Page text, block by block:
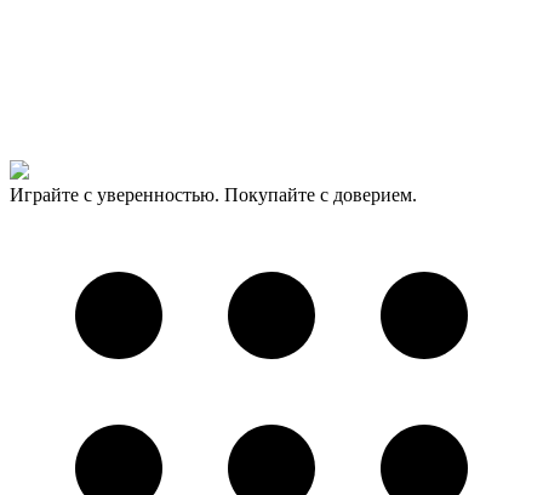
Играйте с уверенностью. Покупайте с доверием.